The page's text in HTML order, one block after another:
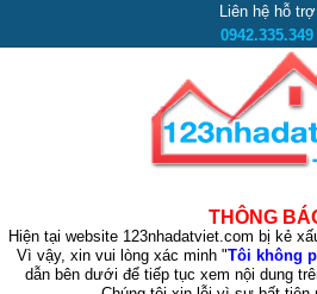
Liên hệ hỗ trợ
0942.335.349
THÔNG
Hiện tại website 123nhadatviet.com bị kẻ
Vì vậy, xin vui lòng xác minh "Tôi không
dẫn bên dưới để tiếp tục xem nội dung